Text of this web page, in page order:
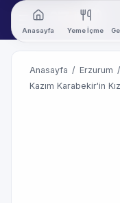
Anasayfa Yeme İçme
Anasayfa / Erzurum /
Kazım Karabekir'in